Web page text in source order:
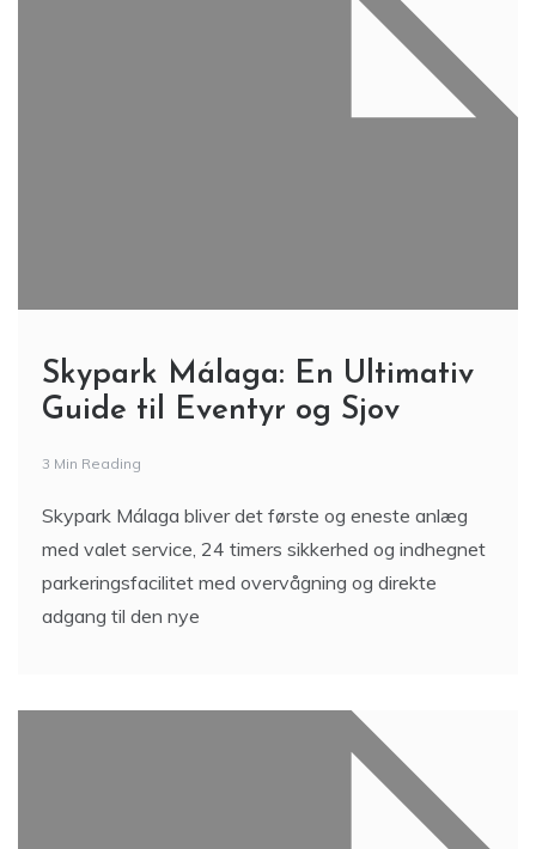
Skypark Málaga: En Ultimativ
Guide til Eventyr og Sjov
3 Min Reading
Skypark Málaga bliver det første og eneste anlæg
med valet service, 24 timers sikkerhed og indhegnet
parkeringsfacilitet med overvågning og direkte
adgang til den nye